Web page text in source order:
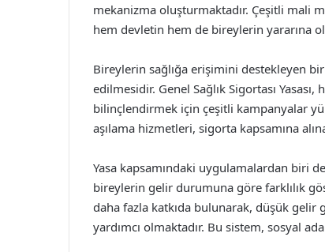
mekanizma oluşturmaktadır. Çeşitli mali
hem devletin hem de bireylerin yararına
Bireylerin sağlığa erişimini destekleyen
edilmesidir. Genel Sağlık Sigortası
bilinçlendirmek için çeşitli kampanyalar
aşılama hizmetleri, sigorta kapsamına
Yasa kapsamındaki uygulamalardan biri
bireylerin gelir durumuna göre farklılık
daha fazla katkıda bulunarak, düşük gelir
yardımcı olmaktadır. Bu sistem, sosyal